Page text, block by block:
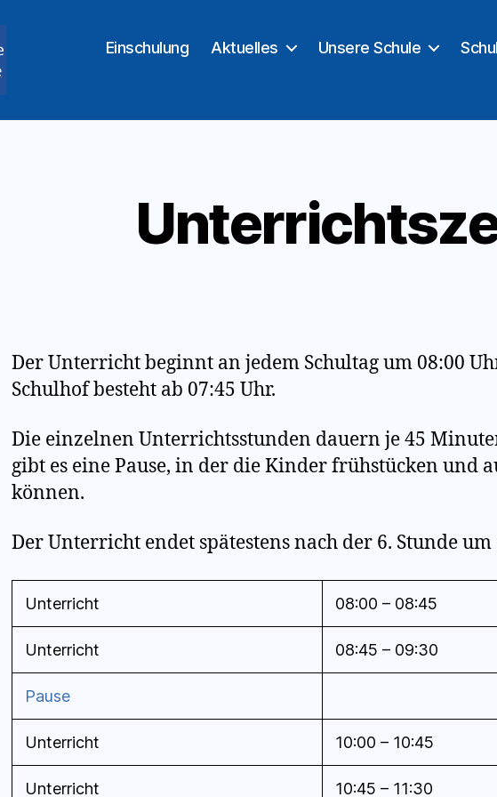
Einschulung Aktuelles Unsere Schule
Der Unterricht beginnt an jedem Schultag um 08:00
Schulhof besteht ab 07:45 Uhr.
Die einzelnen Unterrichtsstunden dauern je 45
gibt es eine Pause, in der die Kinder frühstücken und
können.
Der Unterricht endet spätestens nach der 6. Stunde um
Unterricht 08:00 – 08:45
Unterricht 08:45 – 09:30
Pause
Unterricht 10:00 – 10:45
Unterricht 10:45 – 11:30